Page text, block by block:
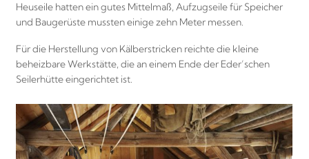
Heuseile hatten ein gutes Mittelmaß, Aufzugseile für Speicher
und Baugerüste mussten einige zehn Meter messen.
Für die Herstellung von Kälberstricken reichte die kleine
beheizbare Werkstätte, die an einem Ende der Eder’schen
Seilerhütte eingerichtet ist.